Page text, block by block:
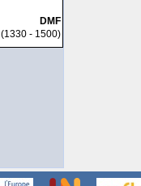
DMF
(1330 - 1500)